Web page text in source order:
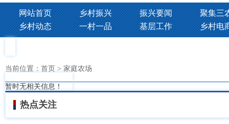
网站首页 乡村振兴 振兴要闻
聚集三
乡村动态
一村一品 基层工作 乡村电
当前位置： 首页> 家庭农场
暂时无相关信息！
热点关注